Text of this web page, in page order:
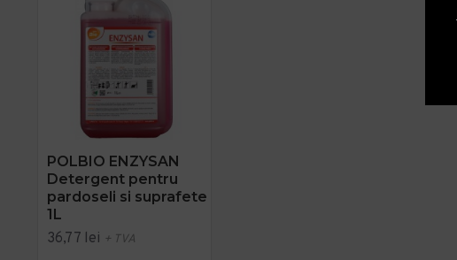
POLBIO ENZYSAN
Detergent pentru
pardoseli si suprafete
1L
36,77 lei + TVA